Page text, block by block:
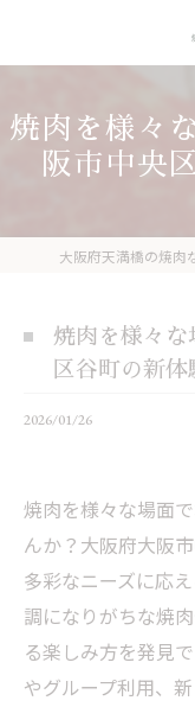
焼肉を様々
阪市中央
焼肉を様々
区谷町の新体
2026/01/26
焼肉を様々な場面
んか？大阪府大阪
多彩なニーズに応
調になりがちな焼
る楽しみ方を発見
やグループ利用、